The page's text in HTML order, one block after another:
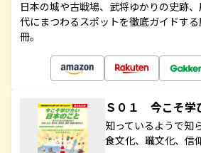
日本の城や古戦場、武将ゆかりの史跡
代にまつわるスポットを徹底ガイドす
冊。
Ｓ０１ 今こそ学
知っているようで知
食文化、職文化、信